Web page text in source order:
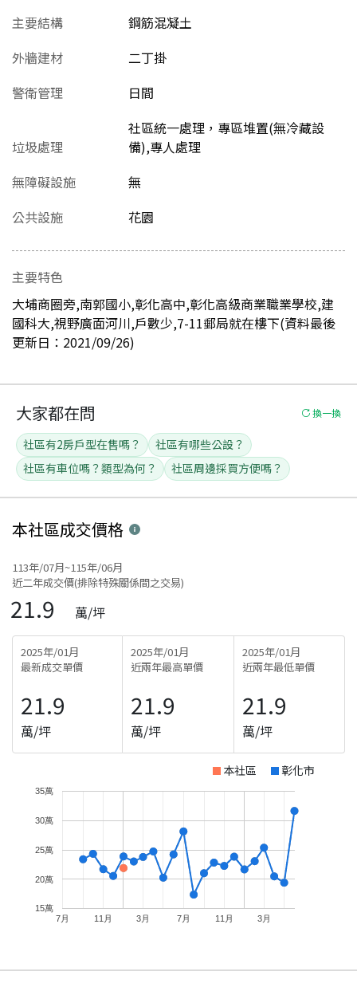
主要結構
鋼筋混凝土
外牆建材
二丁掛
警衛管理
日間
垃圾處理
社區統一處理，專區堆置(無冷藏設
備),專人處理
無障礙設施
無
公共設施
花園
主要特色
大埔商圈旁,南郭國小,彰化高中,彰化高級商業職業學校,建
國科大,視野廣面河川,戶數少,7-11郵局就在樓下(資料最後
更新日：2021/09/26)
大家都在問 換一換
社區有2房戶型在售嗎？
社區有哪些公設？
社區有車位嗎？類型為何？
社區周邊採買方便嗎？
本社區成交價格
113年/07月~115年/06月
近二年成交價(排除特殊關係間之交易)
21.9 萬/坪
2025年/01月
最新成交單價
21.9
萬/坪
2025年/01月
近兩年最高單價
21.9
萬/坪
2025年/01月
近兩年最低單價
21.9
萬/坪
本社區 彰化市
7月 11月 3月 7月 11月 3月
15萬
20萬
25萬
30萬
35萬